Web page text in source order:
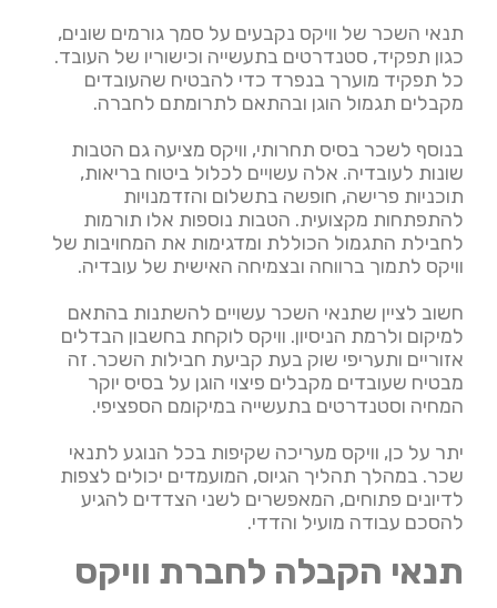
תנאי השכר של וויקס נקבעים על סמך גורמים שונים,
כגון תפקיד, סטנדרטים בתעשייה וכישוריו של העובד.
כל תפקיד מוערך בנפרד כדי להבטיח שהעובדים
מקבלים תגמול הוגן ובהתאם לתרומתם לחברה.
בנוסף לשכר בסיס תחרותי, וויקס מציעה גם הטבות
שונות לעובדיה. אלה עשויים לכלול ביטוח בריאות,
תוכניות פרישה, חופשה בתשלום והזדמנויות
להתפתחות מקצועית. הטבות נוספות אלו תורמות
לחבילת התגמול הכוללת ומדגימות את המחויבות של
וויקס לתמוך ברווחה ובצמיחה האישית של עובדיה.
חשוב לציין שתנאי השכר עשויים להשתנות בהתאם
למיקום ולרמת הניסיון. וויקס לוקחת בחשבון הבדלים
אזוריים ותעריפי שוק בעת קביעת חבילות השכר. זה
מבטיח שעובדים מקבלים פיצוי הוגן על בסיס יוקר
המחיה וסטנדרטים בתעשייה במיקומם הספציפי.
יתר על כן, וויקס מעריכה שקיפות בכל הנוגע לתנאי
שכר. במהלך תהליך הגיוס, המועמדים יכולים לצפות
לדיונים פתוחים, המאפשרים לשני הצדדים להגיע
להסכם עבודה מועיל והדדי.
תנאי הקבלה לחברת וויקס